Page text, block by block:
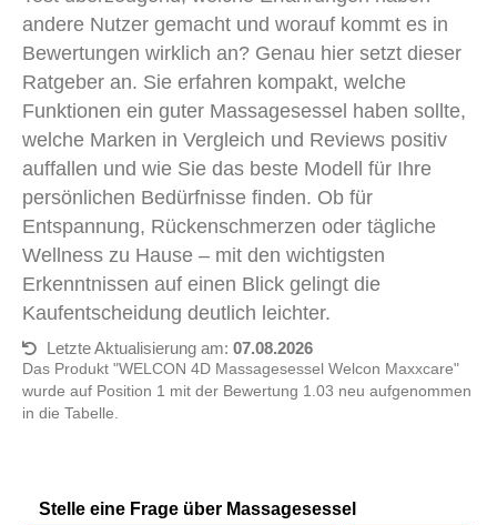
andere Nutzer gemacht und worauf kommt es in
Bewertungen wirklich an? Genau hier setzt dieser
Ratgeber an. Sie erfahren kompakt, welche
Funktionen ein guter Massagesessel haben sollte,
welche Marken in Vergleich und Reviews positiv
auffallen und wie Sie das beste Modell für Ihre
persönlichen Bedürfnisse finden. Ob für
Entspannung, Rückenschmerzen oder tägliche
Wellness zu Hause – mit den wichtigsten
Erkenntnissen auf einen Blick gelingt die
Kaufentscheidung deutlich leichter.
Letzte Aktualisierung am: 07.08.2026
Das Produkt "WELCON 4D Massagesessel Welcon Maxxcare"
wurde auf Position 1 mit der Bewertung 1.03 neu aufgenommen
in die Tabelle.
Stelle eine Frage über Massagesessel